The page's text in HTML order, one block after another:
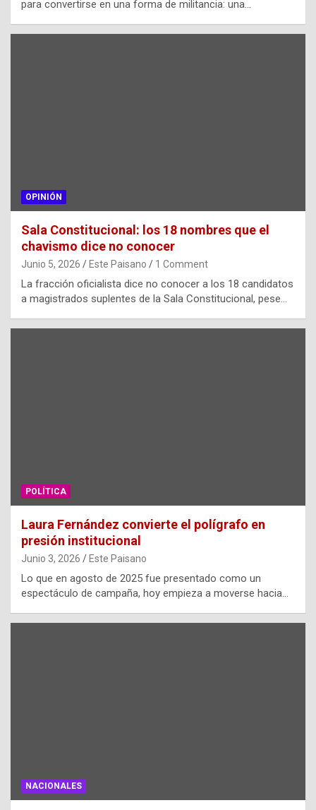
para convertirse en una forma de militancia: una…
OPINIÓN
Sala Constitucional: los 18 nombres que el
chavismo dice no conocer
Junio 5, 2026 Este Paisano 1 Comment
La fracción oficialista dice no conocer a los 18 candidatos
a magistrados suplentes de la Sala Constitucional, pese…
POLÍTICA
Laura Fernández convierte el polígrafo en
presión institucional
Junio 3, 2026 Este Paisano
Lo que en agosto de 2025 fue presentado como un
espectáculo de campaña, hoy empieza a moverse hacia…
NACIONALES